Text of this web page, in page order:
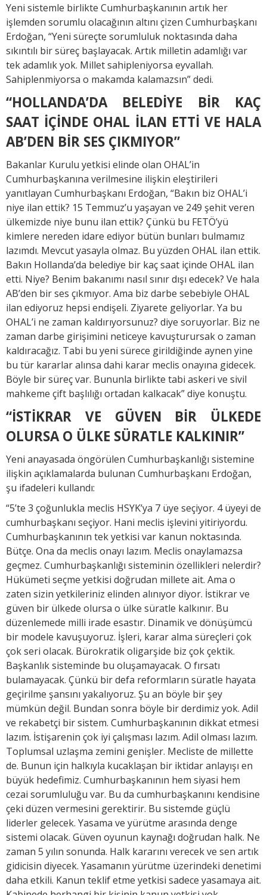
Yeni sistemle birlikte Cumhurbaşkanının artık her
işlemden sorumlu olacağının altını çizen Cumhurbaşkanı
Erdoğan, “Yeni süreçte sorumluluk noktasında daha
sıkıntılı bir süreç başlayacak. Artık milletin adamlığı var
tek adamlık yok. Millet sahipleniyorsa eyvallah.
Sahiplenmiyorsa o makamda kalamazsın” dedi.
“HOLLANDA’DA BELEDİYE BİR KAÇ
SAAT İÇİNDE OHAL İLAN ETTİ VE HALA
AB’DEN BİR SES ÇIKMIYOR”
Bakanlar Kurulu yetkisi elinde olan OHAL’in
Cumhurbaşkanına verilmesine ilişkin eleştirileri
yanıtlayan Cumhurbaşkanı Erdoğan, “Bakın biz OHAL’i
niye ilan ettik? 15 Temmuz’u yaşayan ve 249 şehit veren
ülkemizde niye bunu ilan ettik? Çünkü bu FETÖ’yü
kimlere nereden idare ediyor bütün bunları bulmamız
lazımdı. Mevcut yasayla olmaz. Bu yüzden OHAL ilan ettik.
Bakın Hollanda’da belediye bir kaç saat içinde OHAL ilan
etti. Niye? Benim bakanımı nasıl sınır dışı edecek? Ve hala
AB’den bir ses çıkmıyor. Ama biz darbe sebebiyle OHAL
ilan ediyoruz hepsi endişeli. Ziyarete geliyorlar. Ya bu
OHAL’i ne zaman kaldırıyorsunuz? diye soruyorlar. Biz ne
zaman darbe girişimini neticeye kavuşturursak o zaman
kaldıracağız. Tabi bu yeni sürece girildiğinde aynen yine
bu tür kararlar alınsa dahi karar meclis onayına gidecek.
Böyle bir süreç var. Bununla birlikte tabi askeri ve sivil
mahkeme çift başlılığı ortadan kalkacak” diye konuştu.
“İSTİKRAR VE GÜVEN BİR ÜLKEDE
OLURSA O ÜLKE SÜRATLE KALKINIR”
Yeni anayasada öngörülen Cumhurbaşkanlığı sistemine
ilişkin açıklamalarda bulunan Cumhurbaşkanı Erdoğan,
şu ifadeleri kullandı:
“5’te 3 çoğunlukla meclis HSYK’ya 7 üye seçiyor. 4 üyeyi de
cumhurbaşkanı seçiyor. Hani meclis işlevini yitiriyordu.
Cumhurbaşkanının tek yetkisi var kanun noktasında.
Bütçe. Ona da meclis onayı lazım. Meclis onaylamazsa
geçmez. Cumhurbaşkanlığı sisteminin özellikleri nelerdir?
Hükümeti seçme yetkisi doğrudan millete ait. Ama o
zaten sizin yetkileriniz elinden alınıyor diyor. İstikrar ve
güven bir ülkede olursa o ülke süratle kalkınır. Bu
düzenlemede milli irade esastır. Dinamik ve dönüşümcü
bir modele kavuşuyoruz. İşleri, karar alma süreçleri çok
çok seri olacak. Bürokratik oligarşide biz çok çektik.
Başkanlık sisteminde bu oluşamayacak. O fırsatı
bulamayacak. Çünkü bir defa reformların süratle hayata
geçirilme şansını yakalıyoruz. Şu an böyle bir şey
mümkün değil. Bundan sonra böyle bir derdimiz yok. Adil
ve rekabetçi bir sistem. Cumhurbaşkanının dikkat etmesi
lazım. İstişarenin çok iyi çalışması lazım. Adil olması lazım.
Toplumsal uzlaşma zemini genişler. Mecliste de millette
de. Bunun için halkıyla kucaklaşan bir iktidar anlayışı en
büyük hedefimiz. Cumhurbaşkanının hem siyasi hem
cezai sorumluluğu var. Bu da cumhurbaşkanını kendisine
çeki düzen vermesini gerektirir. Bu sistemde güçlü
liderler gelecek. Yasama ve yürütme arasında denge
sistemi olacak. Güven oyunun kaynağı doğrudan halk. Ne
zaman 5 yılın sonunda. Halk kararını verecek ve sen artık
gidicisin diyecek. Yasamanın yürütme üzerindeki denetimi
daha etkili. Kanun teklif etme yetkisi sadece yasamaya ait.